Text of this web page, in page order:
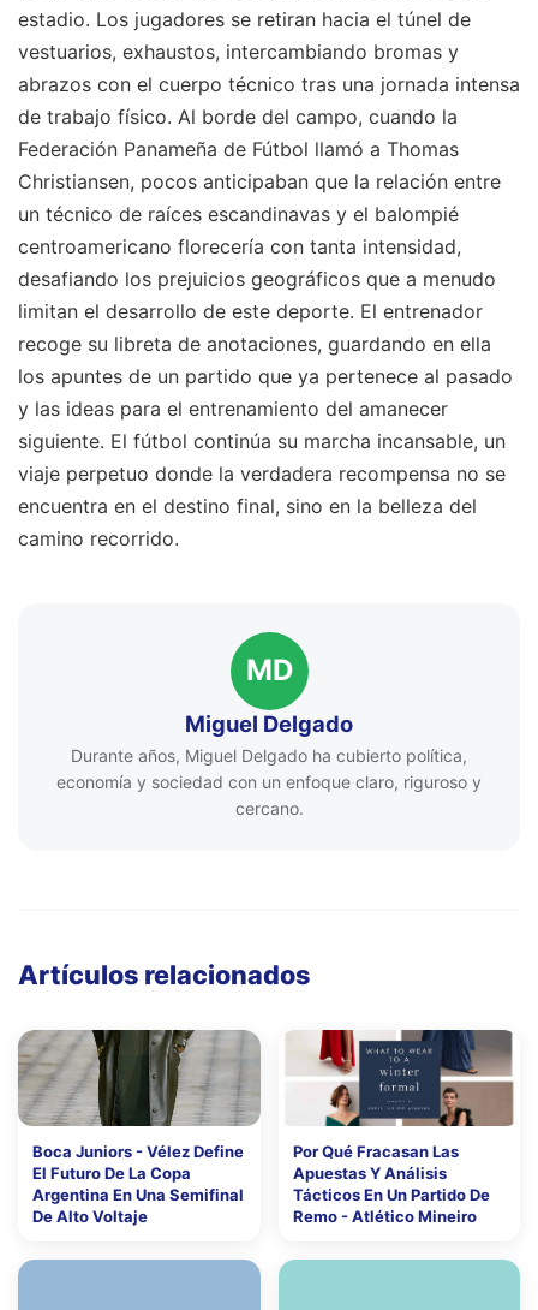
estadio. Los jugadores se retiran hacia el túnel de
vestuarios, exhaustos, intercambiando bromas y
abrazos con el cuerpo técnico tras una jornada intensa
de trabajo físico. Al borde del campo, cuando la
Federación Panameña de Fútbol llamó a Thomas
Christiansen, pocos anticipaban que la relación entre
un técnico de raíces escandinavas y el balompié
centroamericano florecería con tanta intensidad,
desafiando los prejuicios geográficos que a menudo
limitan el desarrollo de este deporte. El entrenador
recoge su libreta de anotaciones, guardando en ella
los apuntes de un partido que ya pertenece al pasado
y las ideas para el entrenamiento del amanecer
siguiente. El fútbol continúa su marcha incansable, un
viaje perpetuo donde la verdadera recompensa no se
encuentra en el destino final, sino en la belleza del
camino recorrido.
MD
Miguel Delgado
Durante años, Miguel Delgado ha cubierto política,
economía y sociedad con un enfoque claro, riguroso y
cercano.
Artículos relacionados
Boca Juniors - Vélez Define
El Futuro De La Copa
Argentina En Una Semifinal
De Alto Voltaje
Por Qué Fracasan Las
Apuestas Y Análisis
Tácticos En Un Partido De
Remo - Atlético Mineiro